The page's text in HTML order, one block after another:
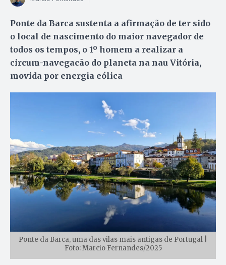
Ponte da Barca sustenta a afirmação de ter sido
o local de nascimento do maior navegador de
todos os tempos, o 1º homem a realizar a
circum-navegacão do planeta na nau Vitória,
movida por energia eólica
Ponte da Barca, uma das vilas mais antigas de Portugal |
Foto: Marcio Fernandes/2025